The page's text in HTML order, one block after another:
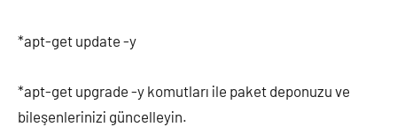
*apt-get update -y
*apt-get upgrade -y komutları ile paket deponuzu ve
bileşenlerinizi güncelleyin.